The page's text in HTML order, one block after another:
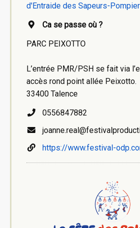
d'Entraide des Sapeurs-
Ca se passe où ?
PARC PEIXOTTO
L’entrée PMR/PSH se fait via
accès rond point allée Peixotto.
33400 Talence
0556847882
https://www.festival-